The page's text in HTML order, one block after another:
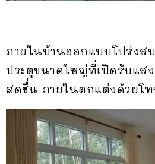
ภายในบ้านออกแบบโปร่งส
ประตูขนาดใหญ่ที่เปิดรับแสง
สดชื่น ภายในตกแต่งด้วยโท